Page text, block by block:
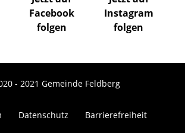
Facebook
folgen
Instagram
folgen
- 2021 Gemeinde Feldberg
Datenschutz Barrierefreiheit